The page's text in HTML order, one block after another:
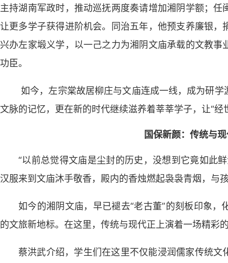
主持湖南军政时，推动巡抚两度奏请增加湘阴学额；
让更多学子获得进阶机会。同治五年，他预支养廉银
兴办左家塅义学，以一己之力为湘阴文庙承载的文教
功臣。
如今，左宗棠故居柳庄与文庙连成一线，成为研
文脉的记忆，更在新的时代继续滋养着莘莘学子，让“经
国保新颜：传统与
“以前总觉得文庙是尘封的历史，没想到它竟如此
汉服来到文庙沐手敬香，殿内的香烛燃起袅袅青烟，与
如今的湘阴文庙，早已褪去“老古董”的刻板印象
的文旅新地标。在这里，传统与现代正上演着一场精彩
蔡洪武介绍，学生们在这里不仅能浸润儒家传统